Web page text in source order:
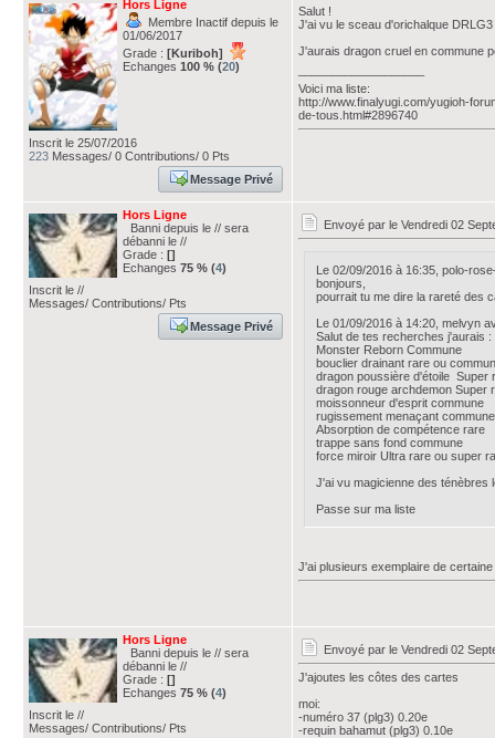
Hors Ligne
Membre Inactif depuis le
01/06/2017
Grade : [Kuriboh]
Echanges 100 % (20)
Inscrit le 25/07/2016
223 Messages/ 0 Contributions/ 0 Pts
Message Privé
Salut !
J'ai vu le sceau d'orichalque
J'aurais dragon cruel en commune
Voici ma liste:
http://www.finalyugi.com/yugioh-
de-tous.html#2896740
Hors Ligne
Banni depuis le // sera
débanni le //
Grade : []
Echanges 75 % (4)
Inscrit le //
Messages/ Contributions/ Pts
Message Privé
Envoyé par le Vendredi 02
Le 02/09/2016 à 16:35, polo-
bonjours,
pourrait tu me dire la rareté des
Le 01/09/2016 à 14:20, melvyn
Salut de tes recherches j'aurais :
Monster Reborn Commune
bouclier drainant rare ou
dragon poussière d'étoile Super
dragon rouge archdemon Super
moissonneur d'esprit commune
rugissement menaçant commune
Absorption de compétence rare
trappe sans fond commune
force miroir Ultra rare ou super
J'ai vu magicienne des ténèbres
Passe sur ma liste
J'ai plusieurs exemplaire de
Hors Ligne
Banni depuis le // sera
débanni le //
Grade : []
Echanges 75 % (4)
Inscrit le //
Messages/ Contributions/ Pts
Envoyé par le Vendredi 02
J'ajoutes les côtes des cartes
moi:
-numéro 37 (plg3) 0.20e
-requin bahamut (plg3) 0.10e